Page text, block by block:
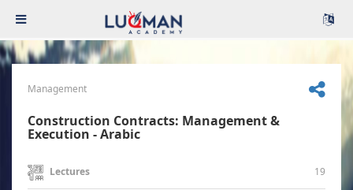
Management
Construction Contracts: Management &
Execution - Arabic
Lectures 19